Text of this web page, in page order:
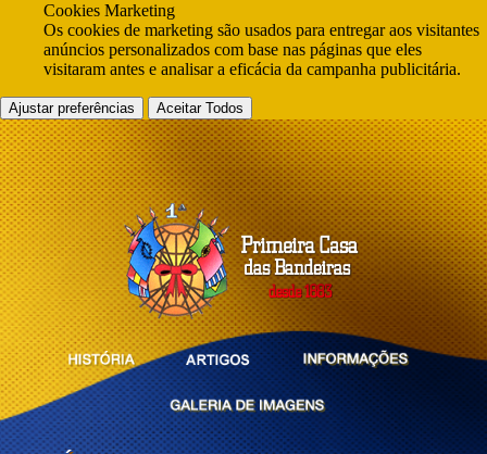
Cookies Marketing
Os cookies de marketing são usados para entregar aos visitantes
anúncios personalizados com base nas páginas que eles
visitaram antes e analisar a eficácia da campanha publicitária.
Ajustar preferências Aceitar Todos